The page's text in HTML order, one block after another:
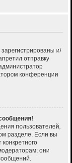
и/
отправку
конференции
пользователей,
разделе. Если вы
они